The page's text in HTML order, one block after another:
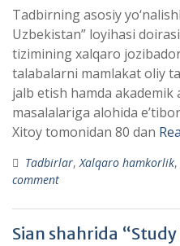
Tadbirning asosiy
Uzbekistan” loyihasi
tizimining xalqaro
talabalarni mamlakat oliy
jalb etish hamda
masalalariga alohida
Xitoy tomonidan 80 dan
Tadbirlar, Xalqaro hamkorlik,
comment
Sian shahrida